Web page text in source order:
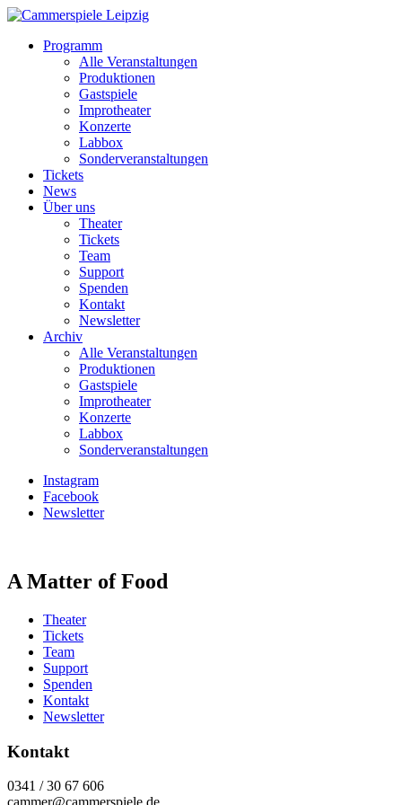
Programm
Alle Veranstaltungen
Produktionen
Gastspiele
Improtheater
Konzerte
Labbox
Sonderveranstaltungen
Tickets
News
Über uns
Theater
Tickets
Team
Support
Spenden
Kontakt
Newsletter
Archiv
Alle Veranstaltungen
Produktionen
Gastspiele
Improtheater
Konzerte
Labbox
Sonderveranstaltungen
Instagram
Facebook
Newsletter
A Matter of Food
Theater
Tickets
Team
Support
Spenden
Kontakt
Newsletter
Kontakt
0341 / 30 67 606